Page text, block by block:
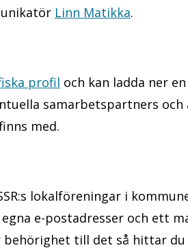
Linn Matikka.
profil och kan ladda ner
samarbetspartners
med.
lokalföreningar i
e-postadresser och ett
behörighet till det så hittar du